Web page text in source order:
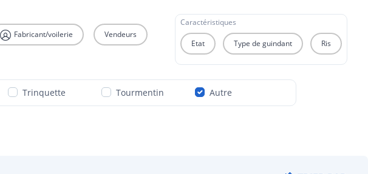
Fabricant/voilerie Vendeurs
Caractéristiques
Etat Type de guindant Ris
Trinquette Tourmentin Autre